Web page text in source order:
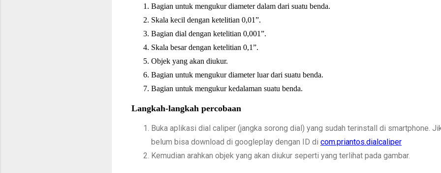
Bagian untuk mengukur diameter dalam dari suatu benda.
Skala kecil dengan ketelitian 0,01”.
Bagian dial dengan ketelitian 0,001”.
Skala besar dengan ketelitian 0,1”.
Objek yang akan diukur.
Bagian untuk mengukur diameter luar dari suatu benda.
Bagian untuk mengukur kedalaman suatu benda.
Langkah-langkah percobaan
Buka aplikasi dial caliper (jangka sorong dial) yang sudah terinstall di smartphone.
belum bisa download di googleplay dengan ID di com.priantos.dialcaliper
Kemudian arahkan objek yang akan diukur seperti yang terlihat pada gambar.